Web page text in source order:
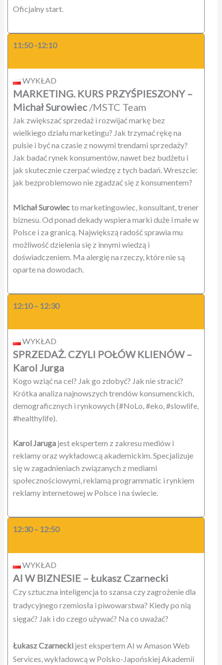
Oficjalny start.
11:50 -12:10
WYKŁAD
MARKETING. KURS PRZYŚPIESZONY–
Michał Surowiec/MSTC Team
Jak zwiększać sprzedaż i rozwijać markę bez
wielkiego działu marketingu? Jak trzymać rękę na
pulsie i być na czasie z nowymi trendami sprzedaży?
Jak badać rynek konsumentów, nawet bez budżetu i
jak skutecznie czerpać wiedzę z tych badań. Wreszcie:
jak bezproblemowo nie zgadzać się z konsumentem?
Michał Surowiecto marketingowiec, konsultant, trener
biznesu. Od ponad dekady wspiera marki duże i małe w
Polsce i za granicą. Największą radość sprawia mu
możliwość dzielenia się z innymi wiedzą i
doświadczeniem. Ma alergię na rzeczy, które nie są
oparte na dowodach.
12:10 – 12:30
WYKŁAD
SPRZEDAŻ. CZYLI POŁÓW KLIENÓW–
Karol Jurga
Kogo wziąć na cel? Jak go zdobyć? Jak nie stracić?
Krótka analiza najnowszych trendów konsumenckich,
demograficznych i rynkowych (#NoLo, #eko, #slowlife,
#healthylife).
Karol Jarugajest ekspertem z zakresu mediów i
reklamy oraz wykładowcą akademickim. Specjalizuje
się w zagadnieniach związanych z mediami
społecznościowymi, reklamą programmatic i rynkiem
reklamy internetowej w Polsce i na świecie.
12:30 – 12:50
WYKŁAD
AI W BIZNESIE– Łukasz Czarnecki
Czy sztuczna inteligencja to szansa czy zagrożenie dla
tradycyjnego rzemiosła i piwowarstwa? Kiedy po nią
sięgać? Jak i do czego używać? Na co uważać?
Łukasz Czarneckijest ekspertem AI w Amason Web
Services, wykładowcą w Polsko-Japońskiej Akademii